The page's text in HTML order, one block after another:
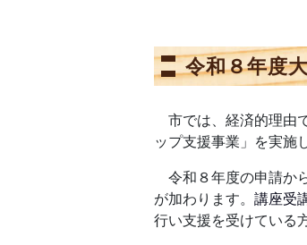
令和８年度
市では、経済的理由
ップ支援事業」を実施
令和８年度の申請か
が加わります。 講座受
行い支援を受けている